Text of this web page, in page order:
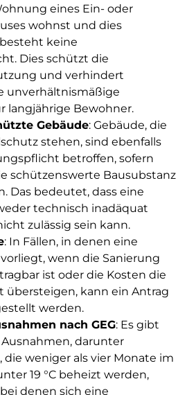
eines Ein- oder
wohnst und dies
keine
Dies schützt die
und verhindert
unverhältnismäßige
langjährige Bewohner.
Gebäude: Gebäude, die
stehen, sind ebenfalls
betroffen, sofern
schützenswerte Bausubstanz
Das bedeutet, dass eine
technisch inadäquat
zulässig sein kann.
: In Fällen, in denen eine
wenn die Sanierung
ist oder die Kosten die
übersteigen, kann ein Antrag
werden.
nach GEG: Es gibt
darunter
weniger als vier Monate im
19 °C beheizt werden,
denen sich eine